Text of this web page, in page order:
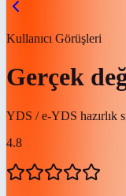
Kullanıcı Görüşleri
Gerçek
YDS / e-YDS hazırlık
4.8